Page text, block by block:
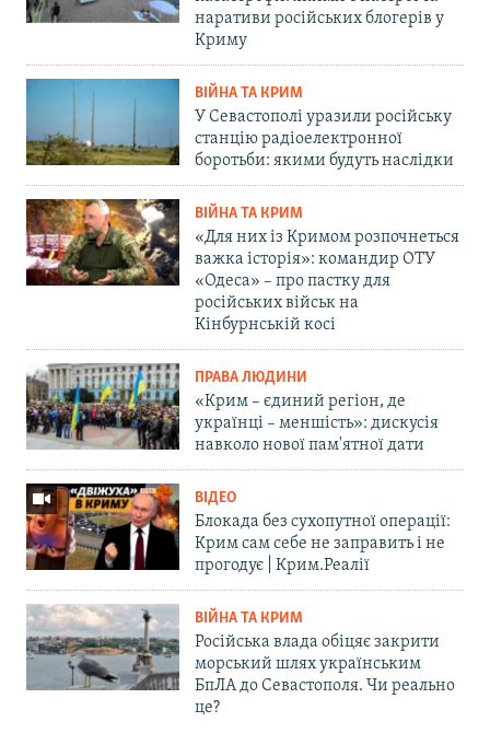
наративи російських блогерів у
Криму
ВІЙНА ТА КРИМ
У Севастополі уразили російську
станцію радіоелектронної
боротьби: якими будуть наслідки
ВІЙНА ТА КРИМ
«Для них із Кримом розпочнеться
важка історія»: командир ОТУ
«Одеса» – про пастку для
російських військ на
Кінбурнській косі
ПРАВА ЛЮДИНИ
«Крим – єдиний регіон, де
українці – меншість»: дискусія
навколо нової пам'ятної дати
ВІДЕО
Блокада без сухопутної операції:
Крим сам себе не заправить і не
прогодує | Крим.Реалії
ВІЙНА ТА КРИМ
Російська влада обіцяє закрити
морський шлях українським
БпЛА до Севастополя. Чи реально
це?